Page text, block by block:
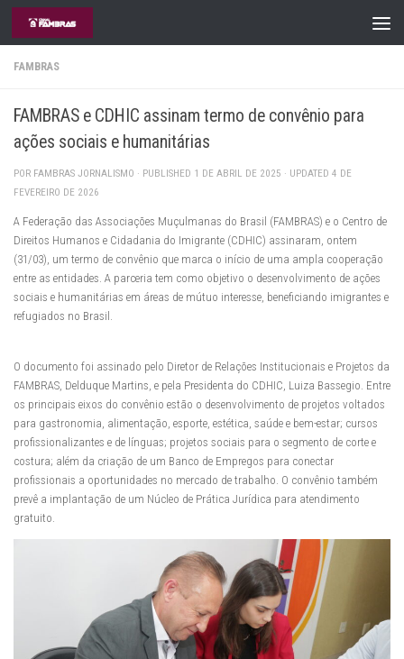
Skip to content
FAMBRAS
FAMBRAS e CDHIC assinam termo de convênio para
ações sociais e humanitárias
POR FAMBRAS JORNALISMO · PUBLISHED 1 DE ABRIL DE 2025 · UPDATED 4 DE
FEVEREIRO DE 2026
A Federação das Associações Muçulmanas do Brasil (FAMBRAS) e o Centro de
Direitos Humanos e Cidadania do Imigrante (CDHIC) assinaram, ontem
(31/03), um termo de convênio que marca o início de uma ampla cooperação
entre as entidades. A parceria tem como objetivo o desenvolvimento de ações
sociais e humanitárias em áreas de mútuo interesse, beneficiando imigrantes e
refugiados no Brasil.
O documento foi assinado pelo Diretor de Relações Institucionais e Projetos da
FAMBRAS, Delduque Martins, e pela Presidenta do CDHIC, Luiza Bassegio. Entre
os principais eixos do convênio estão o desenvolvimento de projetos voltados
para gastronomia, alimentação, esporte, estética, saúde e bem-estar; cursos
profissionalizantes e de línguas; projetos sociais para o segmento de corte e
costura; além da criação de um Banco de Empregos para conectar
profissionais a oportunidades no mercado de trabalho. O convênio também
prevê a implantação de um Núcleo de Prática Jurídica para atendimento
gratuito.